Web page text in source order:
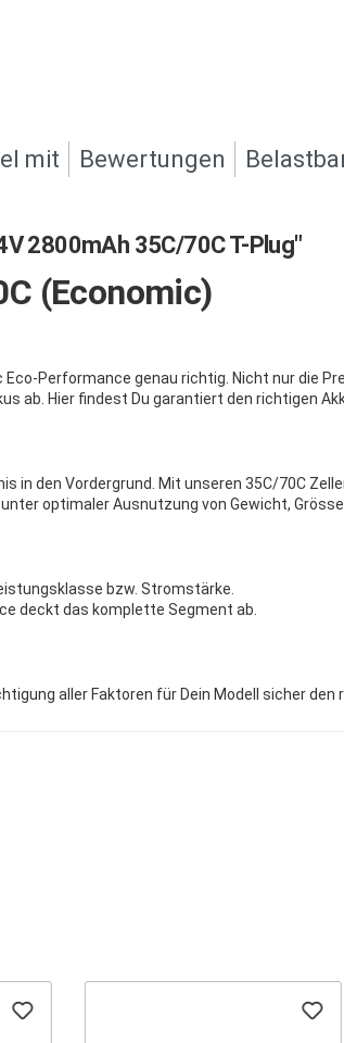
mit Bewertungen
2800mAh 35C/70C T-Plug"
(Economic)
Performance genau richtig. Nicht nur die
ab. Hier findest Du garantiert den richtigen
in den Vordergrund. Mit unseren 35C/70C
optimaler Ausnutzung von Gewicht,
bzw. Stromstärke.
deckt das komplette Segment ab.
aller Faktoren für Dein Modell sicher